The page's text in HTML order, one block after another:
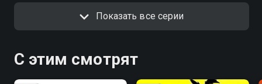
Показать все серии
С этим смотрят